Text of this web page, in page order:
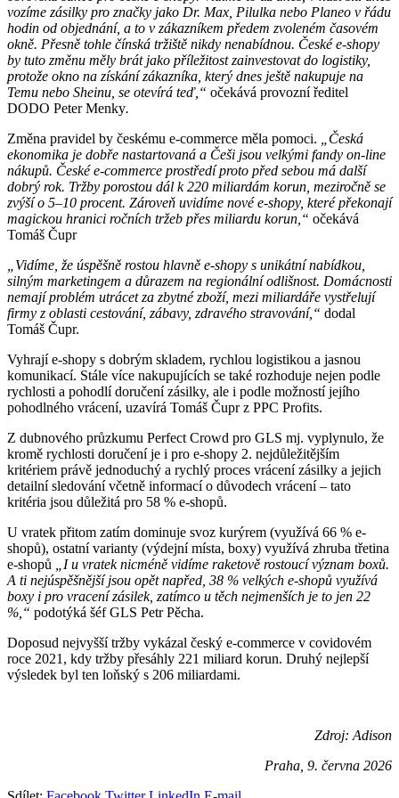
vozíme zásilky pro značky jako Dr. Max, Pilulka nebo Planeo v řádu
hodin od objednání, a to v zákazníkem předem zvoleném časovém
okně. Přesně tohle čínská tržiště nikdy nenabídnou. České e-shopy
by tuto změnu měly brát jako příležitost zainvestovat do logistiky,
protože okno na získání zákazníka, který dnes ještě nakupuje na
Temu nebo Sheinu, se otevírá teď,“ očekává provozní ředitel
DODO Peter Menky.
Změna pravidel by českému e-commerce měla pomoci.
„Česká
ekonomika je dobře nastartovaná a Češi jsou velkými fandy on-line
nákupů. České e-commerce prostředí proto před sebou má další
dobrý rok. Tržby porostou dál k 220 miliardám korun, meziročně se
zvýší o 5–10 procent. Zároveň uvidíme nové e-shopy, které překonají
magickou hranici ročních tržeb přes miliardu korun,“ očekává
Tomáš Čupr
„Vidíme, že úspěšně rostou hlavně e-shopy s unikátní nabídkou,
silným marketingem a důrazem na regionální odlišnost. Domácnosti
nemají problém utrácet za zbytné zboží, mezi miliardáře vystřelují
firmy z oblasti cestování, zábavy, zdravého stravování,“ dodal
Tomáš Čupr.
Vyhrají e-shopy s dobrým skladem, rychlou logistikou a jasnou
komunikací. Stále více nakupujících se také rozhoduje nejen podle
rychlosti a pohodlí doručení zásilky, ale i podle možností jejího
pohodlného vrácení, uzavírá Tomáš Čupr z PPC Profits.
Z dubnového průzkumu Perfect Crowd pro GLS mj. vyplynulo, že
kromě rychlosti doručení je i pro e-shopy 2. nejdůležitějším
kritériem právě jednoduchý a rychlý proces vrácení zásilky a jejich
detailní sledování včetně informací o důvodech vrácení – tato
kritéria jsou důležitá pro 58 % e-shopů.
U vratek přitom zatím dominuje svoz kurýrem (využívá 66 % e-
shopů), ostatní varianty (výdejní místa, boxy) využívá zhruba třetina
e-shopů
„I u vratek nicméně vidíme raketově rostoucí význam boxů.
A ti nejúspěšnější jsou opět napřed, 38 % velkých e-shopů využívá
boxy i pro vracení zásilek, zatímco u těch nejmenších je to jen 22
%,“ podotýká šéf GLS Petr Pěcha.
Doposud nejvyšší tržby vykázal český e-commerce v covidovém
roce 2021, kdy tržby přesáhly 221 miliard korun. Druhý nejlepší
výsledek byl ten loňský s 206 miliardami.
Zdroj: Adison
Praha, 9. června 2026